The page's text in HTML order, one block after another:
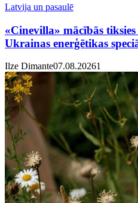
Latvija un pasaulē
«Cinevilla» mācībās
Ukrainas enerģētikas
Ilze Dimante07.08.20261